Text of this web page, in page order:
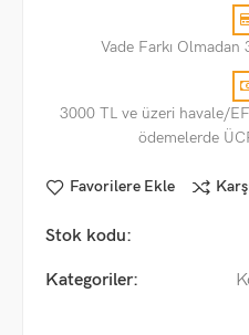
Vade Farkı Olmadan
3000 TL ve üzeri havale/
ödemelerde
Favorilere Ekle
Stok kodu:
Kategoriler: